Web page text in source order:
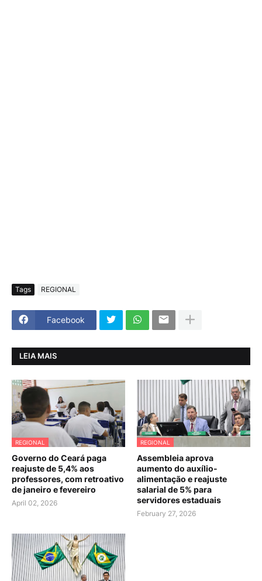
Tags REGIONAL
Facebook
LEIA MAIS
REGIONAL
Governo do Ceará paga
reajuste de 5,4% aos
professores, com retroativo
de janeiro e fevereiro
April 02, 2026
REGIONAL
Assembleia aprova
aumento do auxílio-
alimentação e reajuste
salarial de 5% para
servidores estaduais
February 27, 2026